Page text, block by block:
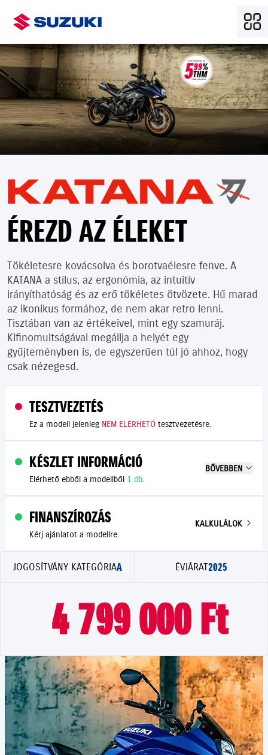
ÉREZD AZ ÉLEKET
Tökéletesre kovácsolva és borotvaélesre fenve. A
KATANA a stílus, az ergonómia, az intuitív
irányíthatóság és az erő tökéletes ötvözete. Hű marad
az ikonikus formához, de nem akar retro lenni.
Tisztában van az értékeivel, mint egy szamuráj.
Kifinomultságával megállja a helyét egy
gyűjteményben is, de egyszerűen túl jó ahhoz, hogy
csak nézegesd.
TESZTVEZETÉS
Ez a modell jelenleg NEM ELÉRHETŐ tesztvezetésre.
KÉSZLET INFORMÁCIÓ
Elérhető ebből a modellből 1 db.
BŐVEBBEN
FINANSZÍROZÁS
Kérj ajánlatot a modellre.
KALKULÁLOK
JOGOSÍTVÁNY KATEGÓRIAA ÉVJÁRAT2025
4 799 000 Ft